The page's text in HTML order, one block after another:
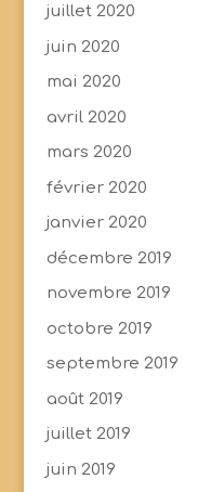
juillet 2020
juin 2020
mai 2020
avril 2020
mars 2020
février 2020
janvier 2020
décembre 2019
novembre 2019
octobre 2019
septembre 2019
août 2019
juillet 2019
juin 2019